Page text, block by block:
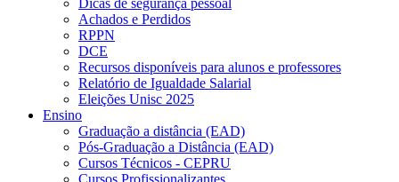
Dicas de segurança pessoal
Achados e Perdidos
RPPN
DCE
Recursos disponíveis para alunos e professores
Relatório de Igualdade Salarial
Eleições Unisc 2025
Ensino
Graduação a distância (EAD)
Pós-Graduação a Distância (EAD)
Cursos Técnicos - CEPRU
Cursos Profissionalizantes